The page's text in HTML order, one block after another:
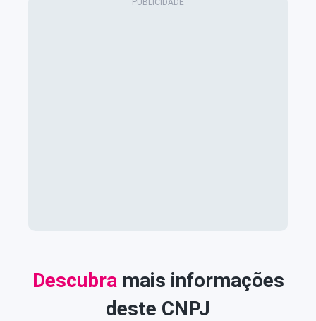
Descubramais informações
deste CNPJ